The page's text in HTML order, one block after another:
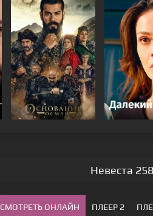
Невеста
СМОТРЕТЬ ОНЛАЙН ПЛЕЕР 2